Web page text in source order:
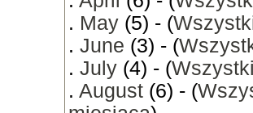
. May (5) - (
. June (3) - (
. July (4) - (
. August (6) - (